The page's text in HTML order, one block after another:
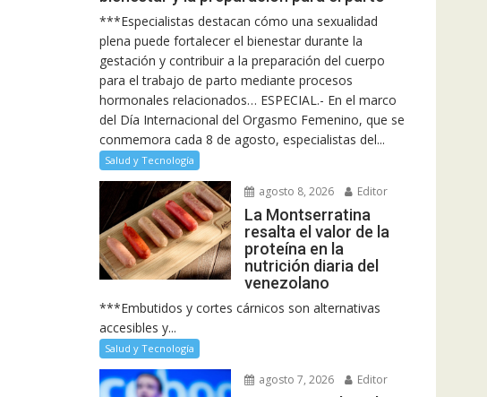
***Especialistas destacan cómo una sexualidad
plena puede fortalecer el bienestar durante la
gestación y contribuir a la preparación del cuerpo
para el trabajo de parto mediante procesos
hormonales relacionados… ESPECIAL.- En el marco
del Día Internacional del Orgasmo Femenino, que se
conmemora cada 8 de agosto, especialistas del...
Salud y Tecnología
agosto 8, 2026 Editor
La Montserratina
resalta el valor de la
proteína en la
nutrición diaria del
venezolano
***Embutidos y cortes cárnicos son alternativas
accesibles y...
Salud y Tecnología
agosto 7, 2026 Editor